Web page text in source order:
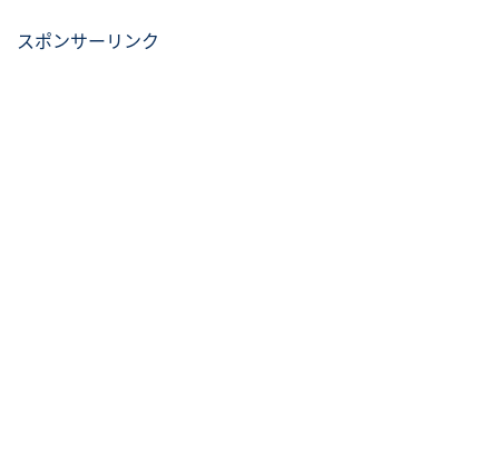
スポンサーリンク